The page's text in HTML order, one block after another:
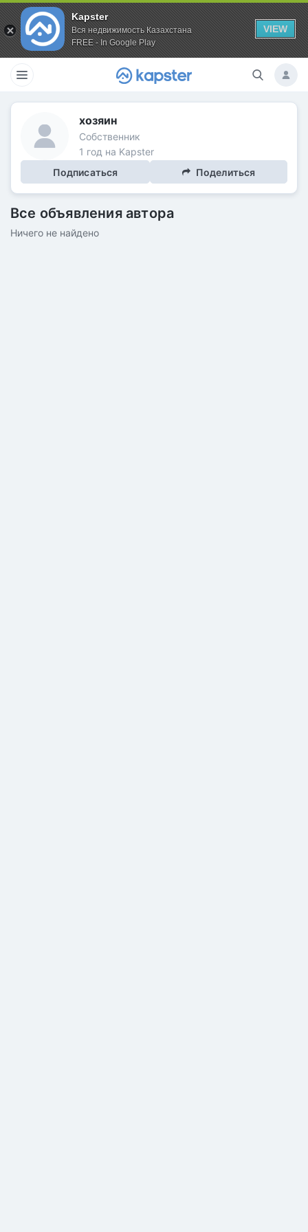
Kapster
Вся недвижимость Казахстана
FREE - In Google Play
VIEW
хозяин
Собственник
1 год на Kapster
Подписаться
Поделиться
Все объявления автора
Ничего не найдено